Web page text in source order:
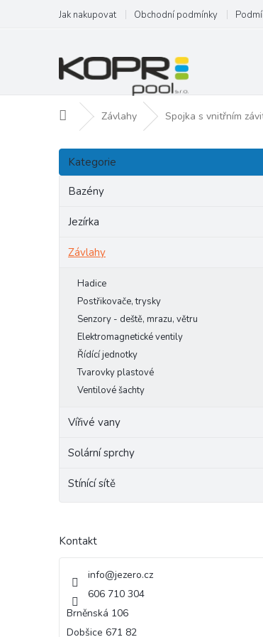
obsah
Jak nakupovat Obchodní podmínky
Domů Závlahy Spojka s vnitřním
P
s
Přeskočit
kategorie
Kategorie
Bazény
Jezírka
Závlahy
Hadice
Postřikovače, trysky
Senzory - deště, mrazu, větru
Elektromagnetické ventily
Řídící jednotky
Tvarovky plastové
Ventilové šachty
Vířivé vany
Solární sprchy
Stínící sítě
Kontakt
info@jezero.cz
606 710 304
Brněnská 106
Dobšice 671 82